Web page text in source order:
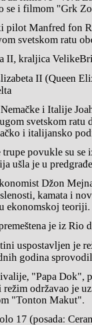
se i filmom "Grk
svetskom ratu
II, kraljica
svetskom
i italijansko
ušla je u
kamata i
ekonomskoj teoriji.
je iz
godina
održavao je
"Tonton Makut".